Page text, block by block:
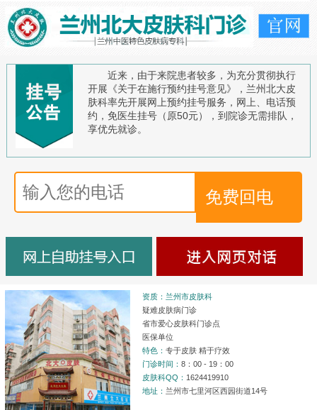
近来，由于来院患者较多，为充分贯彻执行
开展《关于在施行预约挂号意见》，兰州北大皮
肤科率先开展网上预约挂号服务，网上、电话预
约，免医生挂号（原50元），到院诊无需排队，
享优先就诊。
资质：兰州市皮肤科
疑难皮肤病门诊
省市爱心皮肤科门诊点
医保单位
特色：专于皮肤 精于疗效
门诊时间：8：00 - 19：00
皮肤科QQ： 1624419910
地址： 兰州市七里河区西园街道14号